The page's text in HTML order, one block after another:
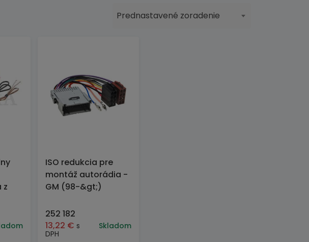
Prednastavené zoradenie
z
ISO redukcia pre
montáž autorádia -
GM (98-&gt;)
252 182
13,22 € s
DPH
Skladom